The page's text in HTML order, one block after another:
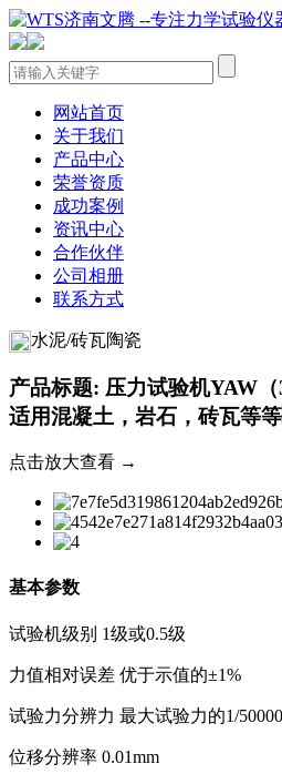
网站首页
关于我们
产品中心
荣誉资质
成功案例
资讯中心
合作伙伴
公司相册
联系方式
水泥/砖瓦陶瓷
产品标题: 压力试验机YAW（
适用混凝土，岩石，砖瓦等
点击放大查看 →
基本参数
试验机级别 1级或0.5级
力值相对误差 优于示值的±1%
试验力分辨力 最大试验力的1/
位移分辨率 0.01mm